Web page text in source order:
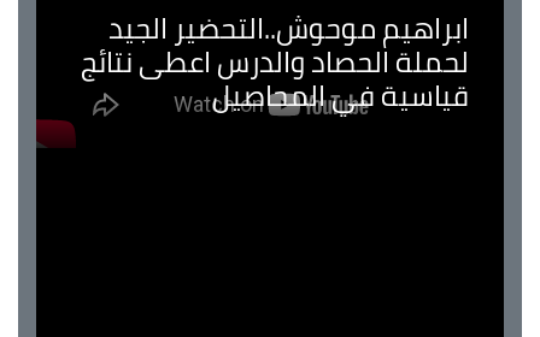
ابراهيم موحوش..التحضير الجيد
لحملة الحصاد والدرس اعطى نتائج
قياسية في المحاصيل